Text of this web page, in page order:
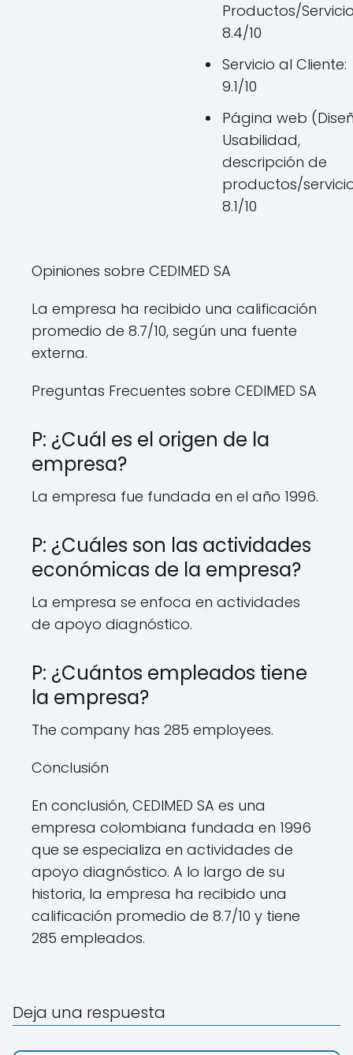
Productos/
8.4/10
Servicio al Cliente:
9.1/10
Página web
Usabilidad,
descripción de
productos/
8.1/10
Opiniones sobre CEDIMED SA
La empresa ha recibido una calificación
promedio de 8.7/10, según una fuente
externa.
Preguntas Frecuentes sobre CEDIMED SA
P: ¿Cuál es el origen de la
empresa?
La empresa fue fundada en el año 1996.
P: ¿Cuáles son las actividades
económicas de la empresa?
La empresa se enfoca en actividades
de apoyo diagnóstico.
P: ¿Cuántos empleados tiene
la empresa?
The company has 285 employees.
Conclusión
En conclusión, CEDIMED SA es una
empresa colombiana fundada en 1996
que se especializa en actividades de
apoyo diagnóstico. A lo largo de su
historia, la empresa ha recibido una
calificación promedio de 8.7/10 y tiene
285 empleados.
Deja una respuesta